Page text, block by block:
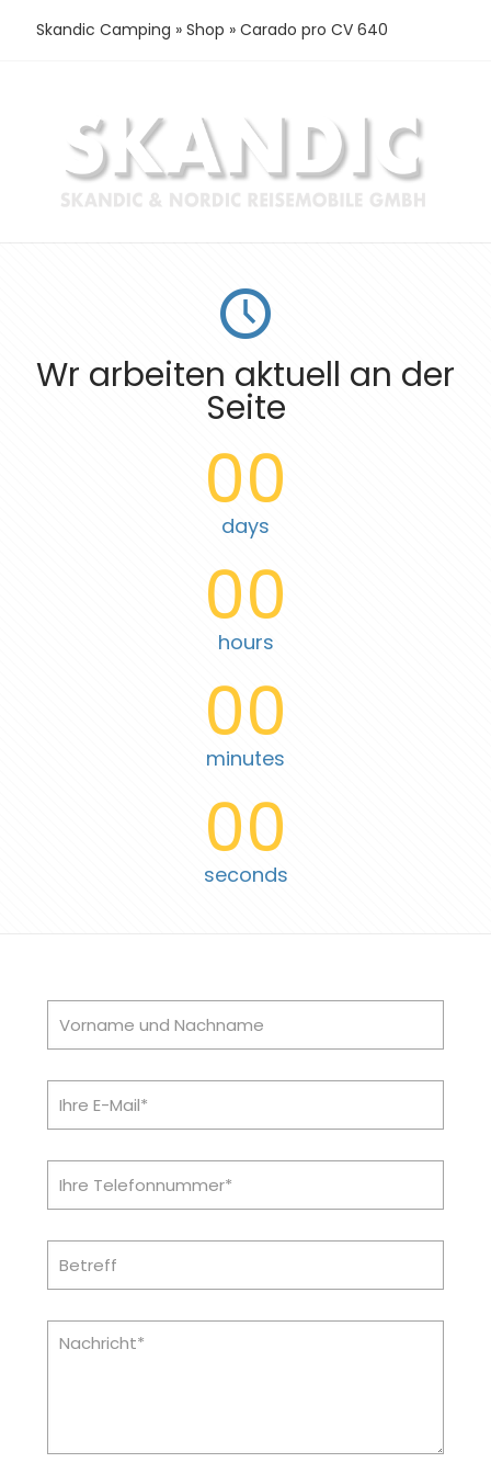
Skandic Camping » Shop » Carado pro CV 640
Wr arbeiten aktuell an der
Seite
00
days
00
hours
00
minutes
00
seconds